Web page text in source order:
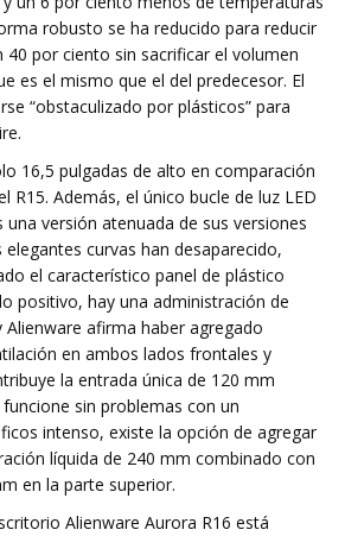
robusto se ha reducido para reducir
por ciento sin sacrificar el volumen
es el mismo que el del predecesor. El
“obstaculizado por plásticos” para
16,5 pulgadas de alto en comparación
R15. Además, el único bucle de luz LED
versión atenuada de sus versiones
curvas han desaparecido,
el característico panel de plástico
positivo, hay una administración de
afirma haber agregado
en ambos lados frontales y
la entrada única de 120 mm
sin problemas con un
intenso, existe la opción de agregar
líquida de 240 mm combinado con
en la parte superior.
Alienware Aurora R16 está